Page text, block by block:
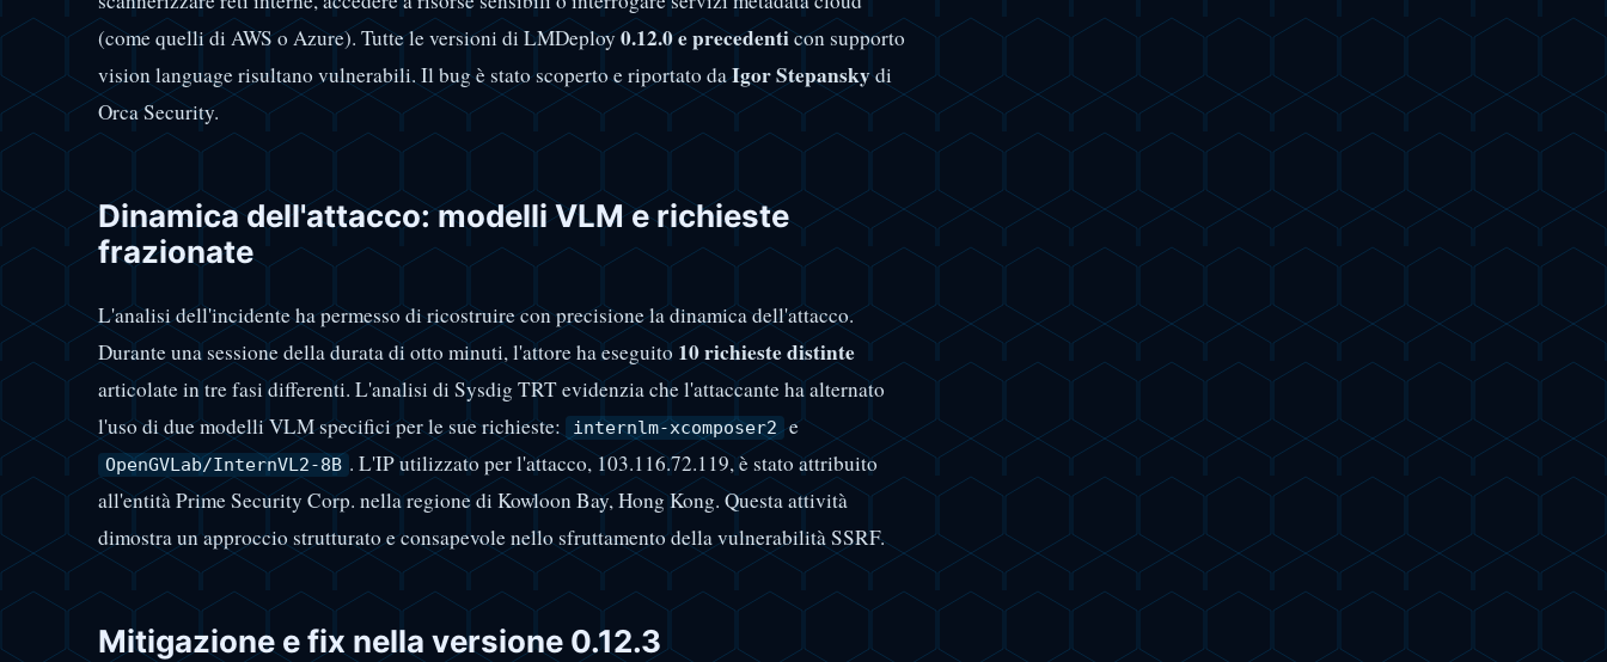
(come quelli di AWS o Azure). Tutte le versioni di LMDeploy0.12.0 e precedenticon supporto
vision language risultano vulnerabili. Il bug è stato scoperto e riportato daIgor Stepanskydi
Orca Security.
Dinamica dell'attacco: modelli VLM e richieste
frazionate
L'analisi dell'incidente ha permesso di ricostruire con precisione la dinamica dell'attacco.
Durante una sessione della durata di otto minuti, l'attore ha eseguito 10 richieste distinte
articolate in tre fasi differenti. L'analisi di Sysdig TRT evidenzia che l'attaccante ha alternato
l'uso di due modelli VLM specifici per le sue richieste:
internlm-xcomposer2 e
OpenGVLab/InternVL2-8B . L'IP utilizzato per l'attacco, 103.116.72.119, è stato attribuito
all'entità Prime Security Corp. nella regione di Kowloon Bay, Hong Kong. Questa attività
dimostra un approccio strutturato e consapevole nello sfruttamento della vulnerabilità SSRF.
Mitigazione e fix nella versione 0.12.3